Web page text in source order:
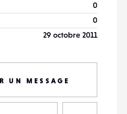
0
0
29 octobre 2011
UN MESSAGE